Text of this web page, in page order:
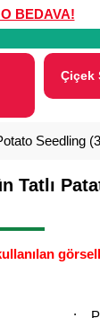
BEDAVA!
Çiçek
Seedling
Tatlı